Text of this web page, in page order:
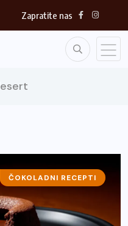
Zapratite nas
ČOKOLADA I ISHRANA
ČOKOLADNI RECEPTI